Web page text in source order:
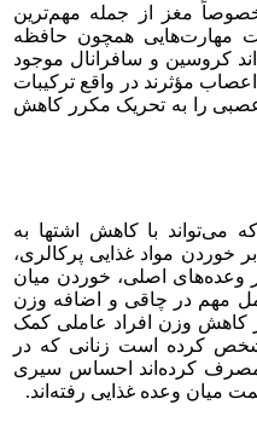
مغز از جمله مهم‌ترین
مهارت‌هایی همچون حافظه
کروسین و سافرانال موجود
مؤثرند در واقع ترکیبات
را به تحریک مکرر کاهش
می‌تواند با کاهش اشتها به
خوردن مواد غذایی پرکالری،
وعده‌های اصلی، خوردن میان
مهم در چاقی و اضافه وزن
کاهش وزن افراد عاملی کمک
کرده است زنانی که در
کرده‌اند احساس سیری
میان وعده غذایی رفته‌اند.